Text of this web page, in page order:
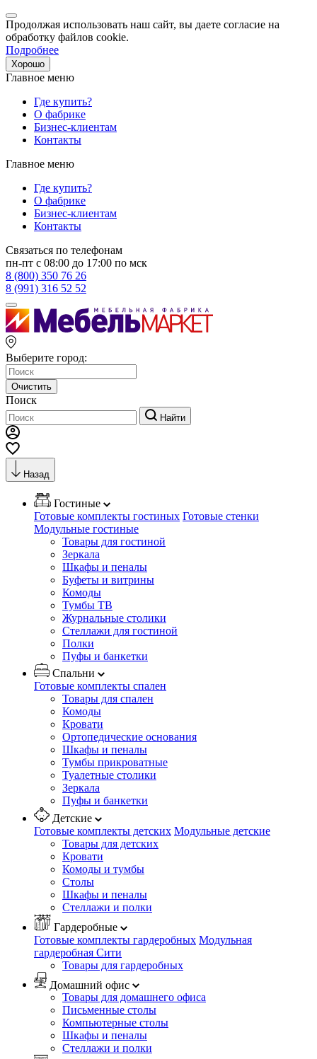
Продолжая использовать наш сайт, вы даете согласие на
обработку файлов cookie.
Подробнее
Хорошо
Главное меню
Где купить?
О фабрике
Бизнес-клиентам
Контакты
Главное меню
Где купить?
О фабрике
Бизнес-клиентам
Контакты
Связаться по телефонам
пн-пт с 08:00 до 17:00 по мск
8 (800) 350 76 26
8 (991) 316 52 52
Выберите город:
Очистить
Поиск
Найти
Назад
Гостиные
Готовые комплекты гостиных Готовые стенки
Модульные гостиные
Товары для гостиной
Зеркала
Шкафы и пеналы
Буфеты и витрины
Комоды
Тумбы ТВ
Журнальные столики
Стеллажи для гостиной
Полки
Пуфы и банкетки
Спальни
Готовые комплекты спален
Товары для спален
Комоды
Кровати
Ортопедические основания
Шкафы и пеналы
Тумбы прикроватные
Туалетные столики
Зеркала
Пуфы и банкетки
Детские
Готовые комплекты детских Модульные детские
Товары для детских
Кровати
Комоды и тумбы
Столы
Шкафы и пеналы
Стеллажи и полки
Гардеробные
Готовые комплекты гардеробных Модульная
гардеробная Сити
Товары для гардеробных
Домашний офис
Товары для домашнего офиса
Письменные столы
Компьютерные столы
Шкафы и пеналы
Стеллажи и полки